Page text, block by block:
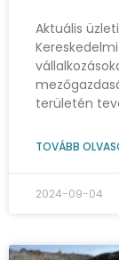
Aktuális
területén
TOVÁBB
2024-09-04